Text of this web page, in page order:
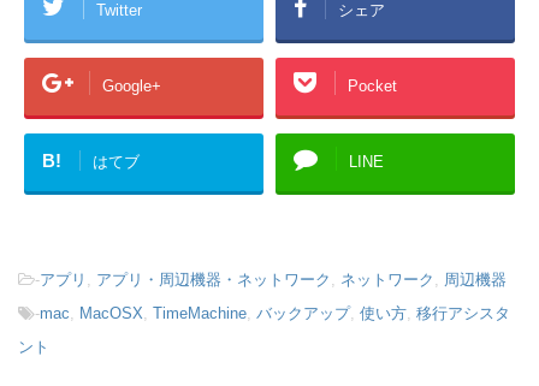
Twitter シェア
Google+ Pocket
B! はてブ LINE
-アプリ アプリ・周辺機器・ネットワーク ネットワーク
周辺機器
-mac MacOSX TimeMachine バックアップ, 使い方 移行アシスタ
ント